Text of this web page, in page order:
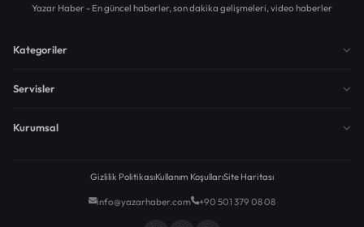
Yazar Haber - En güncel haberler, son dakika gelişmeleri, video haberler
Kategoriler
Servisler
Kurumsal
Gizlilik PolitikasıKullanım KoşullarıSite Haritası
info@yazarhaber.com +90 501 379 08 08